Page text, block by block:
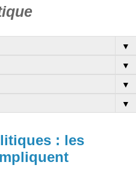
▼
▼
▼
▼
: les